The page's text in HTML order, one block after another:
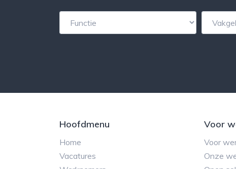
Hoofdmenu
Home
Vacatures
Voor
Voor
Onze